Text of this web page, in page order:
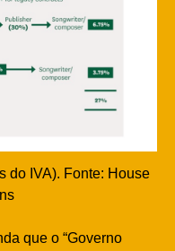
do IVA). Fonte: House
que o “Governo